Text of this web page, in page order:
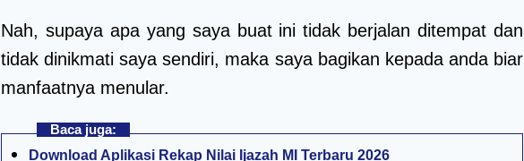
Nah, supaya apa yang saya buat ini tidak berjalan ditempat dan
tidak dinikmati saya sendiri, maka saya bagikan kepada anda biar
manfaatnya menular.
Baca juga:
Download Aplikasi Rekap Nilai Ijazah MI Terbaru 2026